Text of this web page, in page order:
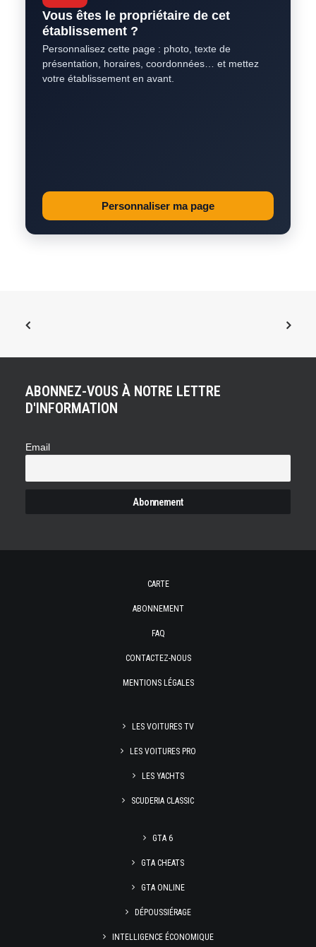
Vous êtes le propriétaire de cet
établissement ?
Personnalisez cette page : photo, texte de
présentation, horaires, coordonnées… et mettez
votre établissement en avant.
Personnaliser ma page
ABONNEZ-VOUS À NOTRE LETTRE
D'INFORMATION
Email
CARTE
ABONNEMENT
FAQ
CONTACTEZ-NOUS
MENTIONS LÉGALES
LES VOITURES TV
LES VOITURES PRO
LES YACHTS
SCUDERIA CLASSIC
GTA 6
GTA CHEATS
GTA ONLINE
DÉPOUSSIÉRAGE
INTELLIGENCE ÉCONOMIQUE